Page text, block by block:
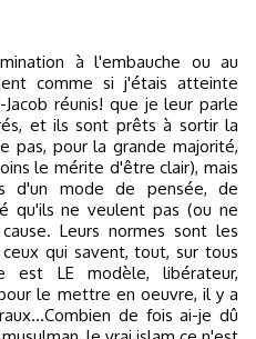
comme si j'étais atteinte
réunis! que je leur parle
et ils sont prêts à sortir la
pas, pour la grande majorité,
le mérite d'être clair), mais
d'un mode de pensée, de
qu'ils ne veulent pas (ou ne
Leurs normes sont les
qui savent, tout, sur tous
LE modèle, libérateur,
le mettre en oeuvre, il y a
de fois ai-je dû